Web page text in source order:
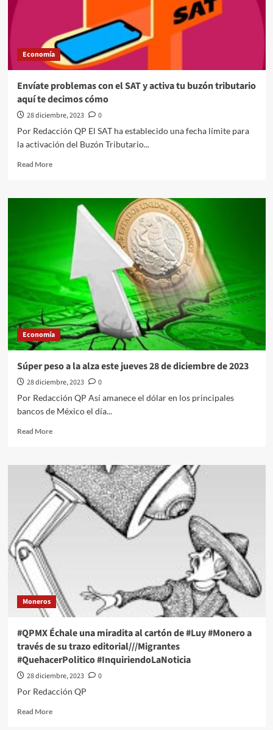
bromas
en
esta
celebración?
Economía
Envíate problemas con el SAT y activa tu buzón tributario
aquí te decimos cómo
28 diciembre, 2023
0
Por Redacción QP El SAT ha establecido una fecha límite para
la activación del Buzón Tributario...
Read MoreRead
Envíate
problemas
activa
tu
buzón
tributario
aquí
te
decimos
cómo
Economía
Súper peso a la alza este jueves 28 de diciembre de 2023
28 diciembre, 2023
0
Por Redacción QP Así amanece el dólar en los principales
bancos de México el día...
Read MoreRead
Súper
peso
a
la
alza
este
jueves
diciembre
de
2023
Moneros
#QPMX Échale una miradita al cartón de #Luy #Monero a
través de su trazo editorial///Migrantes
#QuehacerPolitico #InquiriendoLaNoticia
28 diciembre, 2023
0
Por Redacción QP
Read MoreRead